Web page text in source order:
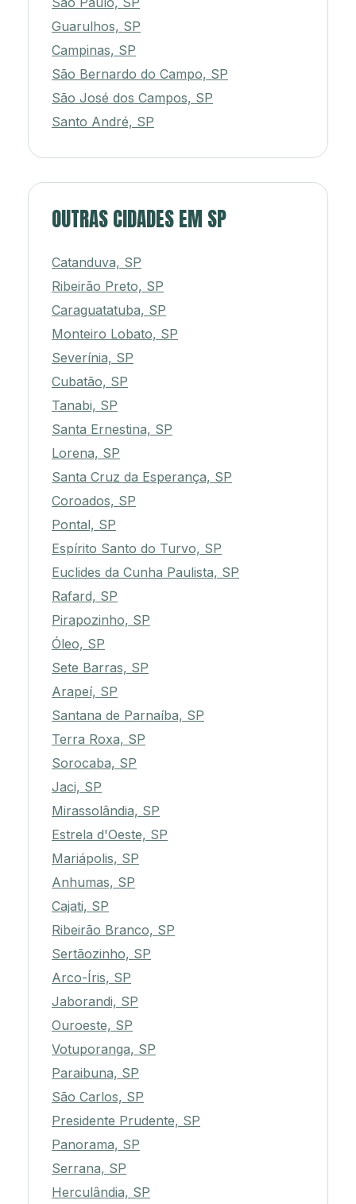
Guarulhos, SP
Campinas, SP
São Bernardo do Campo, SP
São José dos Campos, SP
Santo André, SP
OUTRAS CIDADES EM SP
Catanduva, SP
Ribeirão Preto, SP
Caraguatatuba, SP
Monteiro Lobato, SP
Severínia, SP
Cubatão, SP
Tanabi, SP
Santa Ernestina, SP
Lorena, SP
Santa Cruz da Esperança, SP
Coroados, SP
Pontal, SP
Espírito Santo do Turvo, SP
Euclides da Cunha Paulista, SP
Rafard, SP
Pirapozinho, SP
Óleo, SP
Sete Barras, SP
Arapeí, SP
Santana de Parnaíba, SP
Terra Roxa, SP
Sorocaba, SP
Jaci, SP
Mirassolândia, SP
Estrela d'Oeste, SP
Mariápolis, SP
Anhumas, SP
Cajati, SP
Ribeirão Branco, SP
Sertãozinho, SP
Arco-Íris, SP
Jaborandi, SP
Ouroeste, SP
Votuporanga, SP
Paraibuna, SP
São Carlos, SP
Presidente Prudente, SP
Panorama, SP
Serrana, SP
Herculândia, SP